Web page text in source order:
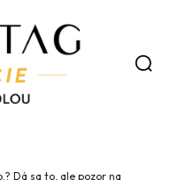
Dá sa to, ale pozor na